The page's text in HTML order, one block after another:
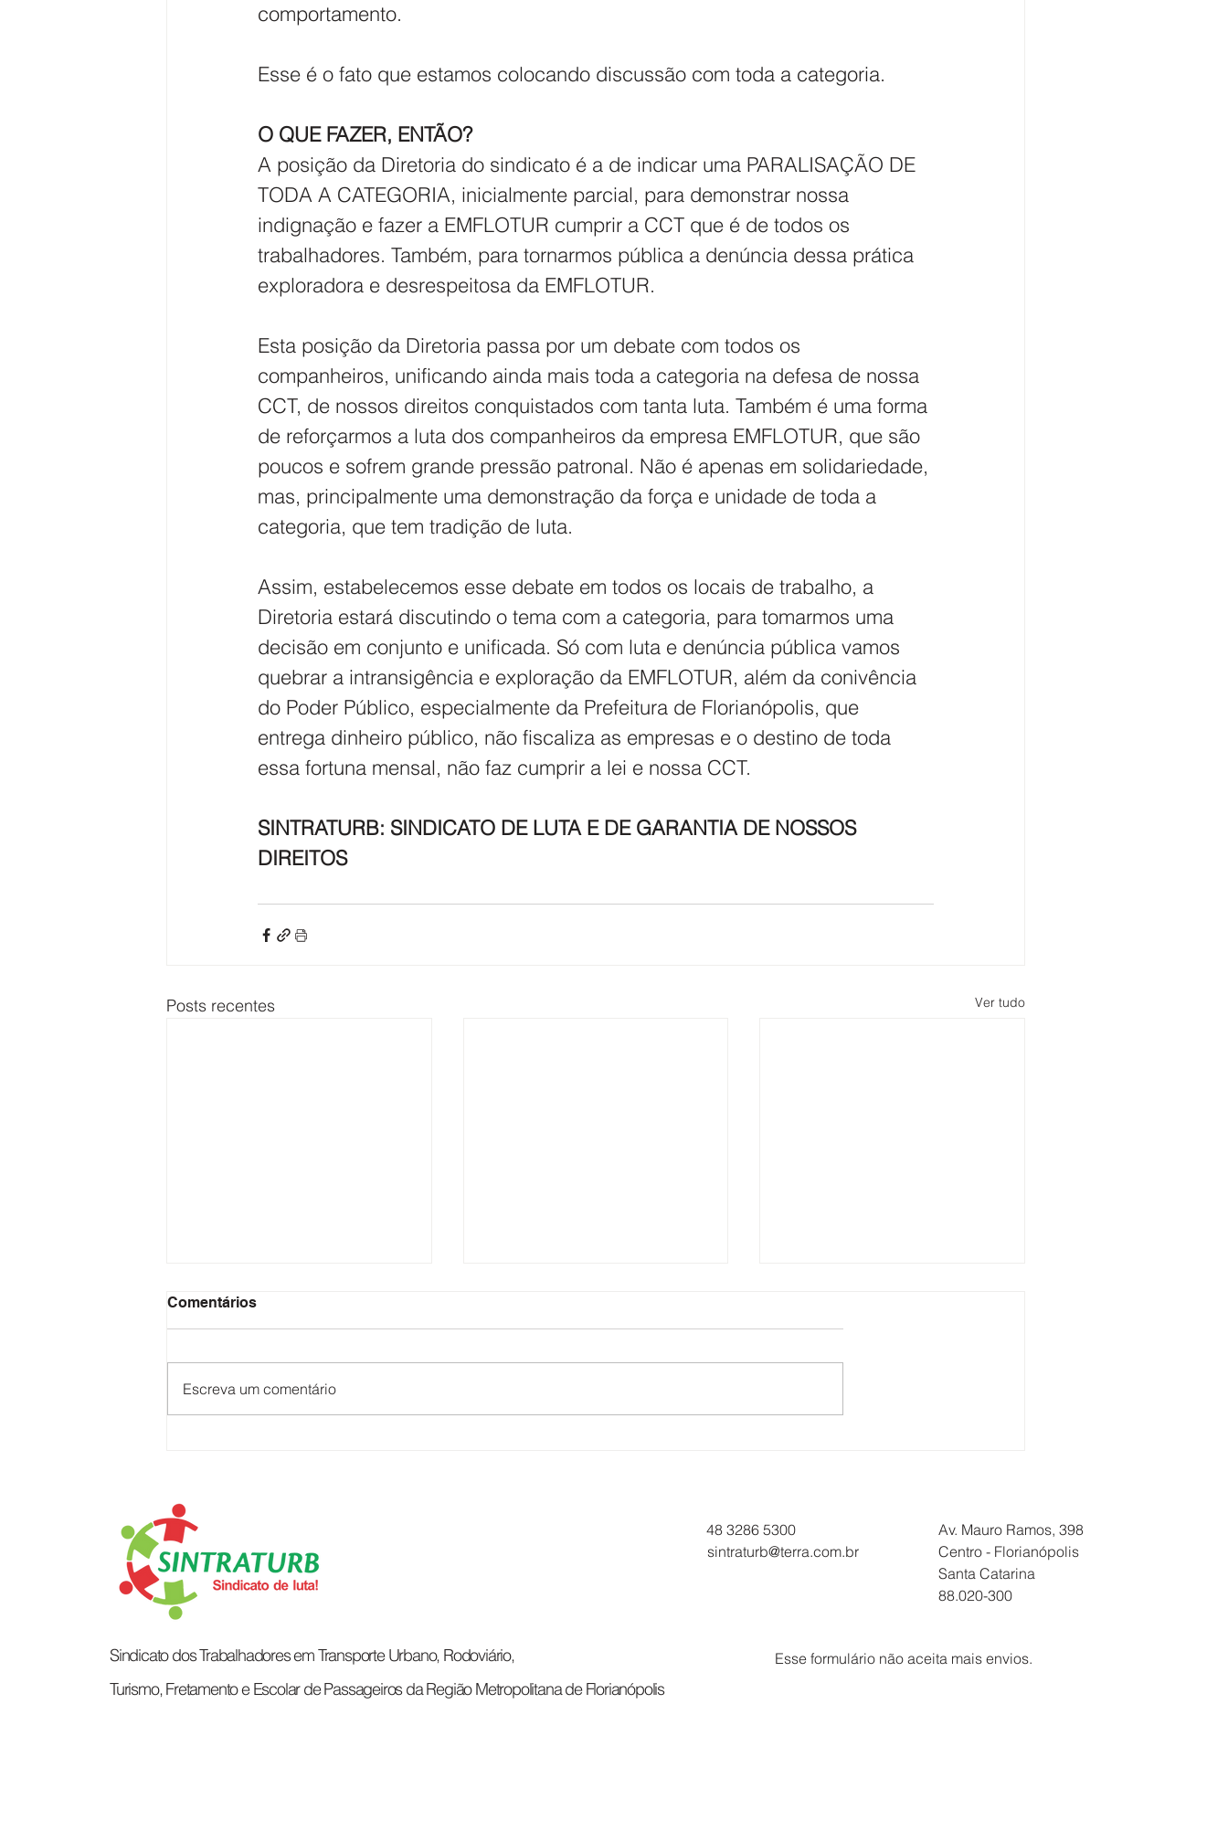
comportamento.
Esse é o fato que estamos colocando discussão com toda a categoria.
O QUE FAZER, ENTÃO?
A posição da Diretoria do sindicato é a de indicar uma PARALISAÇÃO DE
TODA A CATEGORIA, inicialmente parcial, para demonstrar nossa
indignação e fazer a EMFLOTUR cumprir a CCT que é de todos os
trabalhadores. Também, para tornarmos pública a denúncia dessa prática
exploradora e desrespeitosa da EMFLOTUR.
Esta posição da Diretoria passa por um debate com todos os
companheiros, unificando ainda mais toda a categoria na defesa de nossa
CCT, de nossos direitos conquistados com tanta luta. Também é uma forma
de reforçarmos a luta dos companheiros da empresa EMFLOTUR, que são
poucos e sofrem grande pressão patronal. Não é apenas em solidariedade,
mas, principalmente uma demonstração da força e unidade de toda a
categoria, que tem tradição de luta.
Assim, estabelecemos esse debate em todos os locais de trabalho, a
Diretoria estará discutindo o tema com a categoria, para tomarmos uma
decisão em conjunto e unificada. Só com luta e denúncia pública vamos
quebrar a intransigência e exploração da EMFLOTUR, além da conivência
do Poder Público, especialmente da Prefeitura de Florianópolis, que
entrega dinheiro público, não fiscaliza as empresas e o destino de toda
essa fortuna mensal, não faz cumprir a lei e nossa CCT.
SINTRATURB: SINDICATO DE LUTA E DE GARANTIA DE NOSSOS
DIREITOS
Posts recentes Ver tudo
Comentários
Escreva um comentário
Sindicato dos Trabalhadores em Transporte Urbano, Rodoviário,
Turismo, Fretamento e Escolar de Passageiros da Região Metropolitana de Florianópolis
48 3286 5300
sintraturb@terra.com.br
Av. Mauro Ramos, 398
Centro - Florianópolis
Santa Catarina
88.020-300
Esse formulário não aceita mais envios.